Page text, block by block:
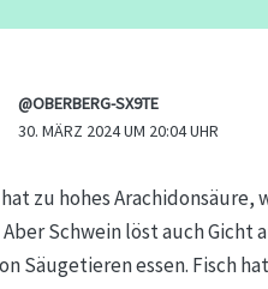
@OBERBERG-SX9TE
30. MÄRZ 2024 UM 20:04 UHR
zu hohes
Aber Schwein löst auch
Säugetieren essen. Fisch